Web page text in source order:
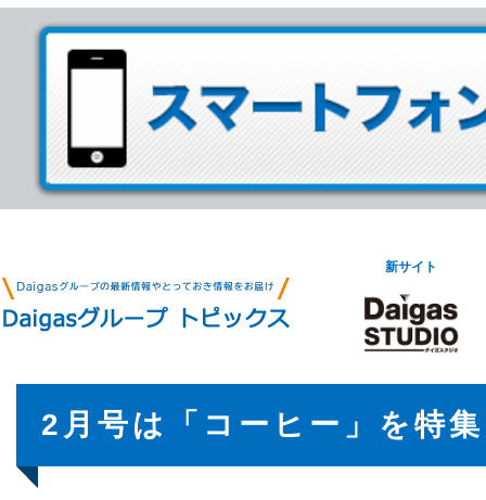
新サイト
2月号は「コーヒー」を特